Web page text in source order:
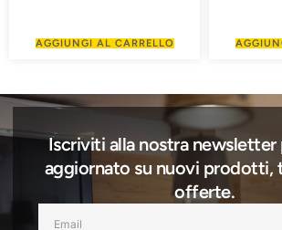
AGGIUNGI AL CARRELLO
Iscriviti alla nostra newsletter
aggiornato su nuovi prodotti,
offerte.